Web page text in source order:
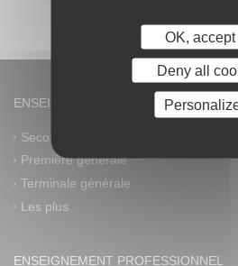
ENSEIGNEMENT GÉNÉRAL
Seconde générale et technologique
Première générale
Terminale générale
Les plus
ENSEIGNEMENT PROFESSIONNEL
OK, accept
Deny all